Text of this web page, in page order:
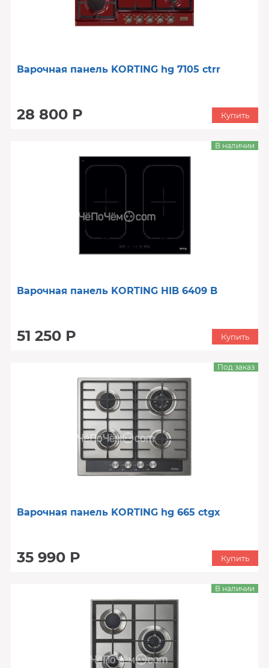
Варочная панель KORTING hg 7105 ctrr
28 800 Р Купить
Варочная панель KORTING HIB 6409 B
51 250 Р
В наличии
Купить
Варочная панель KORTING hg 665 ctgx
35 990 Р
Под заказ
Купить
В наличии